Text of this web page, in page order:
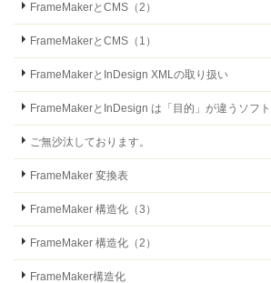
FrameMakerとCMS（2）
FrameMakerとCMS（1）
FrameMakerとInDesign XMLの取り扱い
FrameMakerとInDesign は「目的」が違うソフト
ご無沙汰しております。
FrameMaker 変換表
FrameMaker 構造化（3）
FrameMaker 構造化（2）
FrameMaker構造化